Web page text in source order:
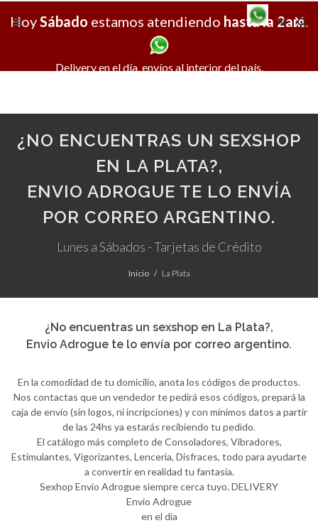
X
HoySábado estamos atendiendo hasta la 2am.
Delivery en el día, envíos al interior del país.
¿NO ENCUENTRAS UN SEXSHOP
EN LA PLATA?,
ENVIO ADROGUE TE LO ENVÍA
POR CORREO ARGENTINO.
Lunes a Sábados - Tarjetas de Crédito
Inicio La Plata
¿No encuentras un sexshop en La Plata?,
Envio Adrogue te lo envía por correo argentino.
En la comodidad de tu domicilio, anota los códigos de productos.
Nos contactas que un vendedor te pedirá esos códigos, prepará la
caja de envío (sin logos, ni incripciones) y con mínimos datos a partir
de las 24hs ya estarás recibiendo tu pedido.
El catálogo más completo de Consoladores, Vibradores,
Estimulantes, Vigorizantes, Lenceria, Disfraces, todo para ayudarte
a convertir en realidad tu fantasía.
Sexhop Envio Adrogue siempre cerca tuyo. DELIVERY
Envio Adrogue
en el día